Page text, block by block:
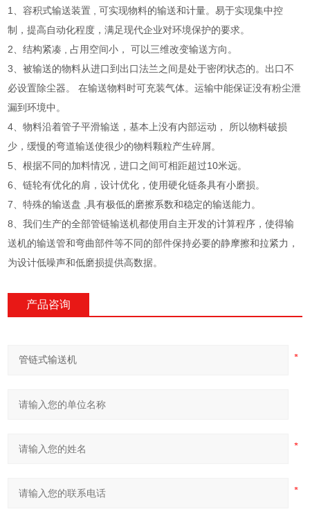
1、容积式输送装置 , 可实现物料的输送和计量。易于实现集中控
制，提高自动化程度，满足现代企业对环境保护的要求。
2、结构紧凑 , 占用空间小， 可以三维改变输送方向。
3、被输送的物料从进口到出口法兰之间是处于密闭状态的。出口不
必设置除尘器。 在输送物料时可充装气体。运输中能保证没有粉尘泄
漏到环境中。
4、物料沿着管子平滑输送，基本上没有内部运动， 所以物料破损
少，缓慢的弯道输送使很少的物料颗粒产生碎屑。
5、根据不同的加料情况，进口之间可相距超过10米远。
6、链轮有优化的肩，设计优化，使用硬化链条具有小磨损。
7、特殊的输送盘 ,具有极低的磨擦系数和稳定的输送能力。
8、我们生产的全部管链输送机都使用自主开发的计算程序，使得输
送机的输送管和弯曲部件等不同的部件保持必要的静摩擦和拉紧力，
为设计低噪声和低磨损提供高数据。
产品咨询